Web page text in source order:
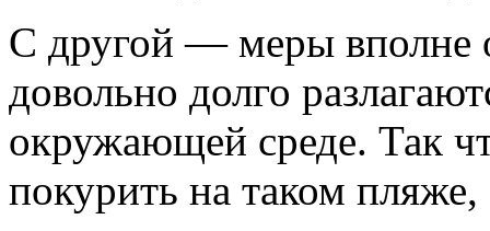
С другой — меры вполне
довольно долго
окружающей среде. Так
покурить на таком